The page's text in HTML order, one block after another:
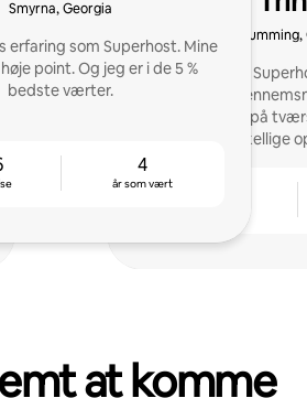
Smyrna, Georgia
erfaring som Superhost. Mine
Og jeg er i de 5 %
bedste værter.
4
år som vært
Jeg har opnået
træk med en
4,98/5 stjerner på
tværs af 9 forskellige
at komme